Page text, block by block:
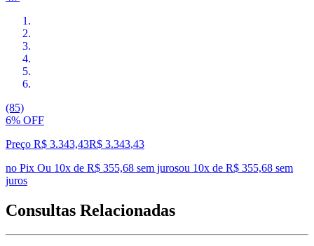
(85)
6% OFF
Preço R$ 3.343,43R$ 3.343,43
no Pix Ou 10x de R$ 355,68 sem jurosou 10x de R$ 355,68 sem
juros
Consultas Relacionadas